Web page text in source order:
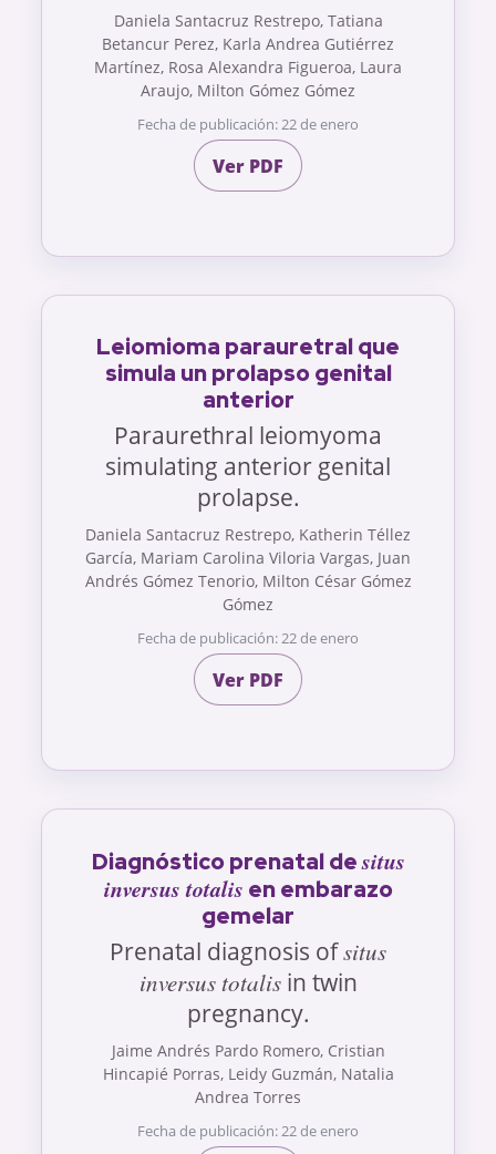
Daniela Santacruz Restrepo, Tatiana
Betancur Perez, Karla Andrea Gutiérrez
Martínez, Rosa Alexandra Figueroa, Laura
Araujo, Milton Gómez Gómez
Fecha de publicación: 22 de enero
Ver PDF
Leiomioma parauretral que
simula un prolapso genital
anterior
Paraurethral leiomyoma
simulating anterior genital
prolapse.
Daniela Santacruz Restrepo, Katherin Téllez
García, Mariam Carolina Viloria Vargas, Juan
Andrés Gómez Tenorio, Milton César Gómez
Gómez
Fecha de publicación: 22 de enero
Ver PDF
Diagnóstico prenatal desitus
inversus totalis en embarazo
gemelar
Prenatal diagnosis ofsitus
inversus totalisin twin
pregnancy.
Jaime Andrés Pardo Romero, Cristian
Hincapié Porras, Leidy Guzmán, Natalia
Andrea Torres
Fecha de publicación: 22 de enero